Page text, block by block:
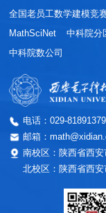
电话：029-81891379
邮箱：
南校区：陕西省西
北校区：陕西省西
全国老员工数学建模竞
MathSciNet
中科院分
中科院数公司